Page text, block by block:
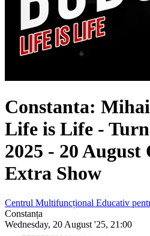
Constanta:
Life is Life -
2025 - 20 August
Extra Show
Centrul Multifuncțional Educativ
Constanța
Wednesday, 20 August '25, 21:00